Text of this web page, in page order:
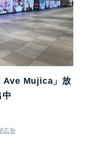
Ave Mujica」放
広告